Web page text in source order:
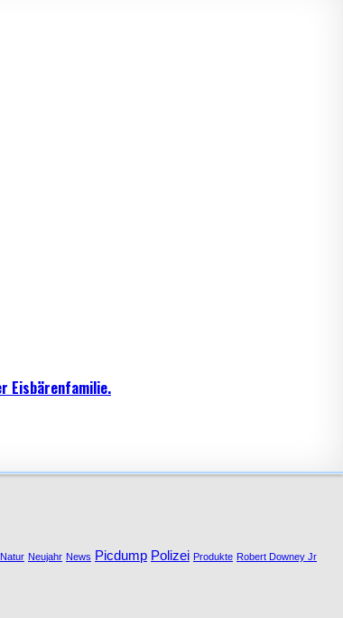
Eisbärenfamilie.
Natur Neujahr News Picdump Polizei Produkte Robert Downey Jr